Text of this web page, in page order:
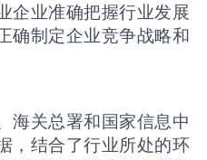
企业准确把握行业发展
确制定企业竞争战略和
海关总署和国家信息中
，结合了行业所处的环